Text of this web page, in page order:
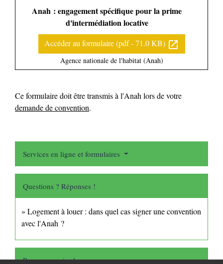
Anah : engagement spécifique pour la prime
d'intermédiation locative
Accéder au formulaire (pdf - 71.0 KB) open_in_new
Agence nationale de l'habitat (Anah)
Ce formulaire doit être transmis à l'Anah lors de votre
demande de convention.
Services en ligne et formulaires
Questions ? Réponses !
Logement à louer : dans quel cas signer une convention
avec l'Anah ?
Pour en savoir plus